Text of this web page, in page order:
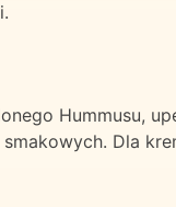
Hummusu,
Dla